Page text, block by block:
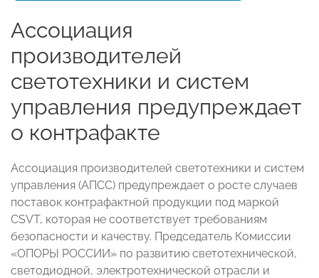
Ассоциация
производителей
светотехники и систем
управления предупреждает
о контрафакте
Ассоциация производителей светотехники и систем
управления (АПСС) предупреждает о росте случаев
поставок контрафактной продукции под маркой
CSVT, которая не соответствует требованиям
безопасности и качеству. Председатель Комиссии
«ОПОРЫ РОССИИ» по развитию светотехнической,
светодиодной, электротехнической отрасли и